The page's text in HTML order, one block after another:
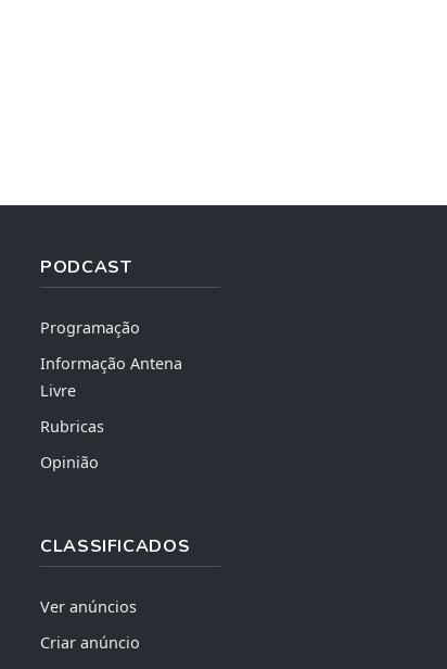
PODCAST
Programação
Informação Antena
Livre
Rubricas
Opinião
CLASSIFICADOS
Ver anúncios
Criar anúncio